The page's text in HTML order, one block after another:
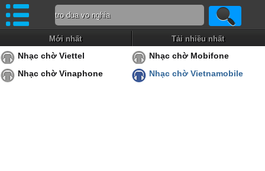
Mới nhất Tải nhiều nhất
Nhạc chờ Viettel
Nhạc chờ Mobifone
Nhạc chờ Vinaphone
Nhạc chờ Vietnamobile